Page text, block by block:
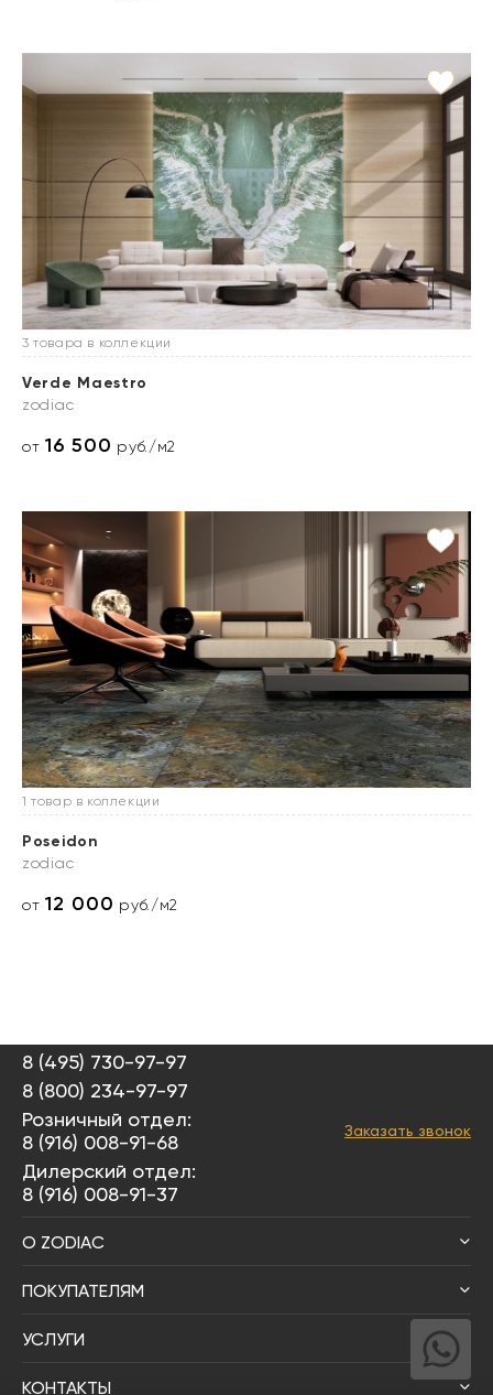
3 товара в коллекции
Verde Maestro
zodiac
от16 500 руб./м2
1 товар в коллекции
Poseidon
zodiac
от12 000 руб./м2
8 (495) 730-97-97
8 (800) 234-97-97
Розничный отдел:
8 (916) 008-91-68
Дилерский отдел:
8 (916) 008-91-37
Заказать звонок
О ZODIAC
ПОКУПАТЕЛЯМ
УСЛУГИ
КОНТАКТЫ